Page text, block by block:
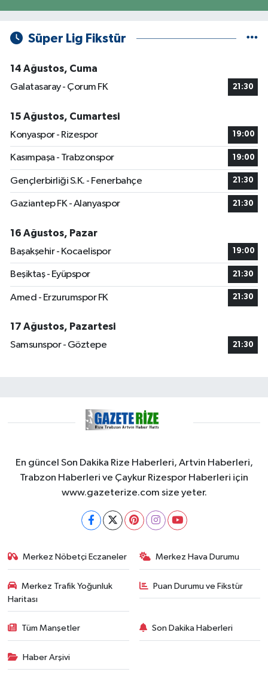
Süper Lig Fikstür
14 Ağustos, Cuma
Galatasaray - Çorum FK
21:30
15 Ağustos, Cumartesi
Konyaspor - Rizespor
19:00
Kasımpaşa - Trabzonspor 19:00
Gençlerbirliği S.K. - Fenerbahçe 21:30
Gaziantep FK - Alanyaspor 21:30
16 Ağustos, Pazar
Başakşehir - Kocaelispor
19:00
Beşiktaş - Eyüpspor 21:30
Amed - Erzurumspor FK 21:30
17 Ağustos, Pazartesi
Samsunspor - Göztepe
21:30
En güncel Son Dakika Rize Haberleri, Artvin Haberleri,
Trabzon Haberleri ve Çaykur Rizespor Haberleri için
www.gazeterize.com size yeter.
Merkez Nöbetçi Eczaneler Merkez Hava Durumu
Merkez Trafik Yoğunluk
Haritası
Puan Durumu ve Fikstür
Tüm Manşetler Son Dakika Haberleri
Haber Arşivi